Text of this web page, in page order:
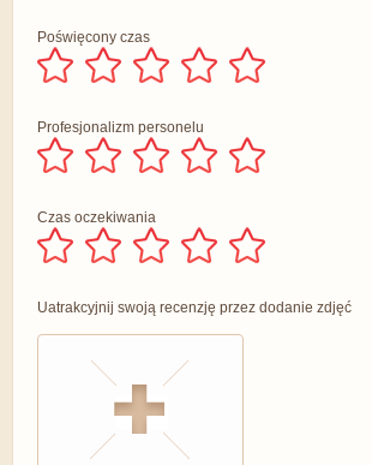
Poświęcony czas
Profesjonalizm personelu
Czas oczekiwania
Uatrakcyjnij swoją recenzję przez dodanie zdjęć